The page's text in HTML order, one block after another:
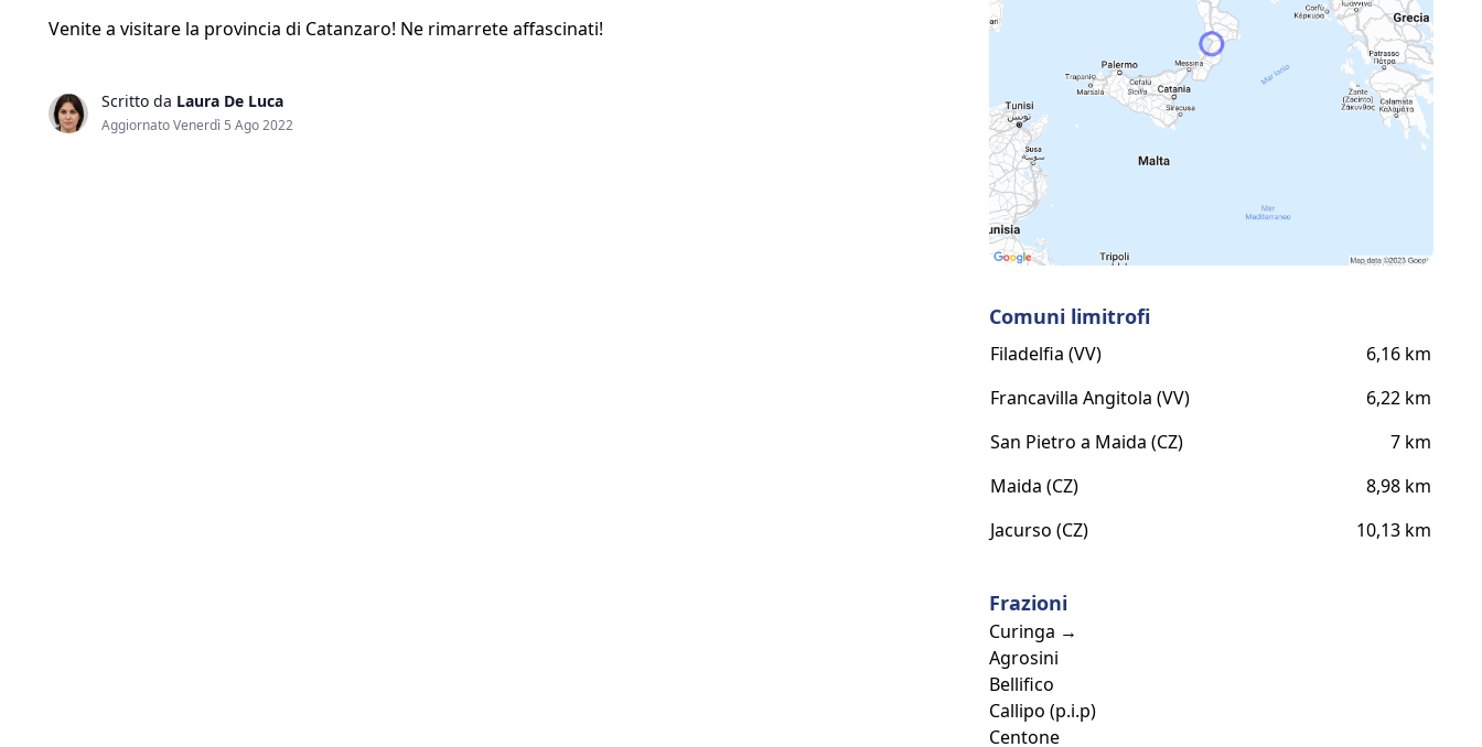
Venite a visitare la provincia di Catanzaro! Ne rimarrete affascinati!
Scritto da Laura De Luca
Aggiornato Venerdì 5 Ago 2022
Comuni limitrofi
Filadelfia (VV)
6,16 km
Francavilla Angitola (VV)
6,22 km
San Pietro a Maida (CZ)
7 km
Maida (CZ)
8,98 km
Jacurso (CZ)
10,13 km
Frazioni
Curinga →
Agrosini
Bellifico
Callipo (p.i.p)
Centone